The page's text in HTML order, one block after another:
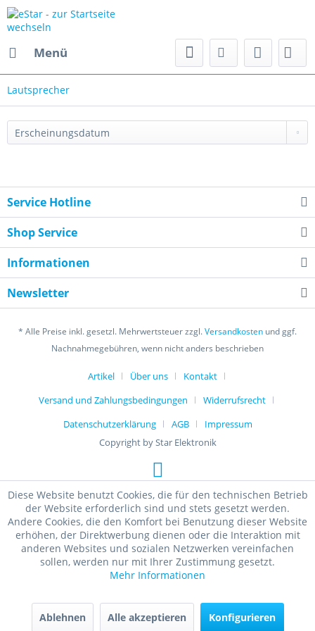
Menü
Lautsprecher
Service Hotline
Shop Service
Informationen
Newsletter
* Alle Preise inkl. gesetzl. Mehrwertsteuer zzgl.Versandkosten und ggf.
Nachnahmegebühren, wenn nicht anders beschrieben
Artikel Über uns
Kontakt
Versand und Zahlungsbedingungen
Widerrufsrecht
Datenschutzerklärung
AGB
Impressum
Copyright by Star Elektronik
Diese Website benutzt Cookies, die für den technischen Betrieb
der Website erforderlich sind und stets gesetzt werden.
Andere Cookies, die den Komfort bei Benutzung dieser Website
erhöhen, der Direktwerbung dienen oder die Interaktion mit
anderen Websites und sozialen Netzwerken vereinfachen
sollen, werden nur mit Ihrer Zustimmung gesetzt.
Mehr Informationen
Ablehnen Alle akzeptieren Konfigurieren